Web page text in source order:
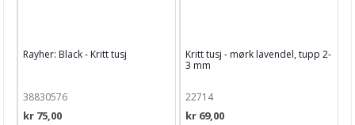
Rayher: Black - Kritt tusj
38830576
kr 75,00
Kritt tusj - mørk lavendel, tupp 2-
3 mm
22714
kr 69,00